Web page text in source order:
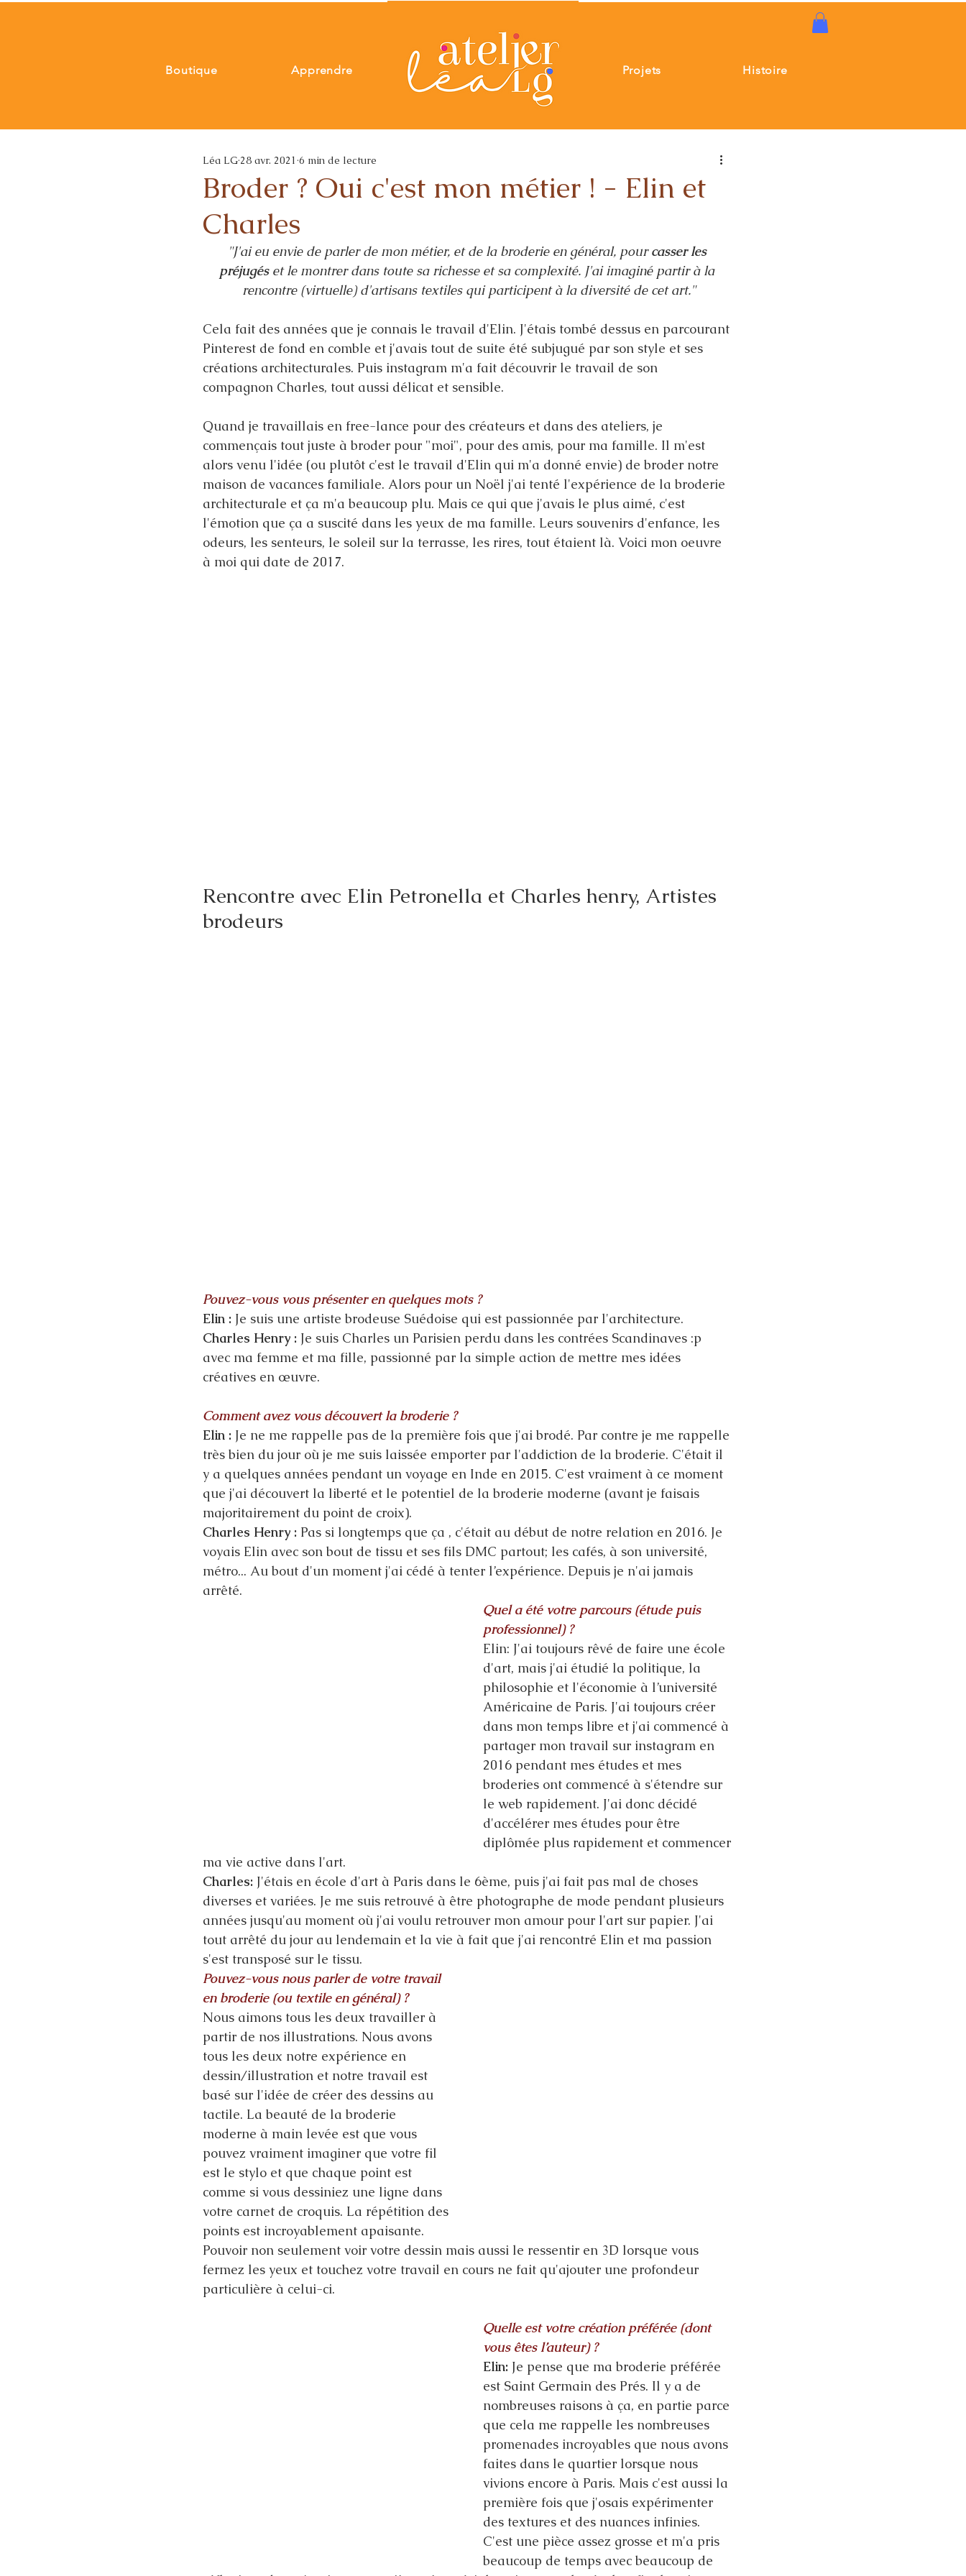
Boutique Apprendre Projets Histoire
Broder ? Oui c'est mon métier ! - Elin et
Charles
Léa LG 28 avr. 2021 6 min de lecture
"J'ai eu envie de parler de mon métier, et de la broderie en général, pour casser les
préjugés et le montrer dans toute sa richesse et sa complexité. J'ai imaginé partir à la
rencontre (virtuelle) d'artisans textiles qui participent à la diversité de cet art."
Cela fait des années que je connais le travail d'Elin. J'étais tombé dessus en parcourant
Pinterest de fond en comble et j'avais tout de suite été subjugué par son style et ses
créations architecturales. Puis instagram m'a fait découvrir le travail de son
compagnon Charles, tout aussi délicat et sensible.
Quand je travaillais en free-lance pour des créateurs et dans des ateliers, je
commençais tout juste à broder pour "moi", pour des amis, pour ma famille. Il m'est
alors venu l'idée (ou plutôt c'est le travail d'Elin qui m'a donné envie) de broder notre
maison de vacances familiale. Alors pour un Noël j'ai tenté l'expérience de la broderie
architecturale et ça m'a beaucoup plu. Mais ce qui que j'avais le plus aimé, c'est
l'émotion que ça a suscité dans les yeux de ma famille. Leurs souvenirs d'enfance, les
odeurs, les senteurs, le soleil sur la terrasse, les rires, tout étaient là. Voici mon oeuvre
à moi qui date de 2017.
Rencontre avec Elin Petronella et Charles henry, Artistes
brodeurs
Pouvez-vous vous présenter en quelques mots ?
Elin : Je suis une artiste brodeuse Suédoise qui est passionnée par l'architecture.
Charles Henry : Je suis Charles un Parisien perdu dans les contrées Scandinaves :p
avec ma femme et ma fille, passionné par la simple action de mettre mes idées
créatives en œuvre.
Comment avez vous découvert la broderie ?
Elin : Je ne me rappelle pas de la première fois que j'ai brodé. Par contre je me rappelle
très bien du jour où je me suis laissée emporter par l'addiction de la broderie. C'était il
y a quelques années pendant un voyage en Inde en 2015. C'est vraiment à ce moment
que j'ai découvert la liberté et le potentiel de la broderie moderne (avant je faisais
majoritairement du point de croix).
Charles Henry : Pas si longtemps que ça , c'était au début de notre relation en 2016. Je
voyais Elin avec son bout de tissu et ses fils DMC partout; les cafés, à son université,
métro... Au bout d'un moment j'ai cédé à tenter l’expérience. Depuis je n'ai jamais
arrêté.
Quel a été votre parcours (étude puis
professionnel) ?
Elin: J'ai toujours rêvé de faire une école
d'art, mais j'ai étudié la politique, la
philosophie et l'économie à l’université
Américaine de Paris. J'ai toujours créer
dans mon temps libre et j'ai commencé à
partager mon travail sur instagram en
2016 pendant mes études et mes
broderies ont commencé à s'étendre sur
le web rapidement. J'ai donc décidé
d'accélérer mes études pour être
diplômée plus rapidement et commencer
ma vie active dans l'art.
Charles: J'étais en école d'art à Paris dans le 6ème, puis j'ai fait pas mal de choses
diverses et variées. Je me suis retrouvé à être photographe de mode pendant plusieurs
années jusqu'au moment où j'ai voulu retrouver mon amour pour l'art sur papier. J'ai
tout arrêté du jour au lendemain et la vie à fait que j'ai rencontré Elin et ma passion
s'est transposé sur le tissu.
Pouvez-vous nous parler de votre travail
en broderie (ou textile en général) ?
Nous aimons tous les deux travailler à
partir de nos illustrations. Nous avons
tous les deux notre expérience en
dessin/illustration et notre travail est
basé sur l'idée de créer des dessins au
tactile. La beauté de la broderie
moderne à main levée est que vous
pouvez vraiment imaginer que votre fil
est le stylo et que chaque point est
comme si vous dessiniez une ligne dans
votre carnet de croquis. La répétition des
points est incroyablement apaisante.
Pouvoir non seulement voir votre dessin mais aussi le ressentir en 3D lorsque vous
fermez les yeux et touchez votre travail en cours ne fait qu'ajouter une profondeur
particulière à celui-ci.
Quelle est votre création préférée (dont
vous êtes l’auteur) ?
Elin: Je pense que ma broderie préférée
est Saint Germain des Prés. Il y a de
nombreuses raisons à ça, en partie parce
que cela me rappelle les nombreuses
promenades incroyables que nous avons
faites dans le quartier lorsque nous
vivions encore à Paris. Mais c'est aussi la
première fois que j'osais expérimenter
des textures et des nuances infinies.
C'est une pièce assez grosse et m'a pris
beaucoup de temps avec beaucoup de